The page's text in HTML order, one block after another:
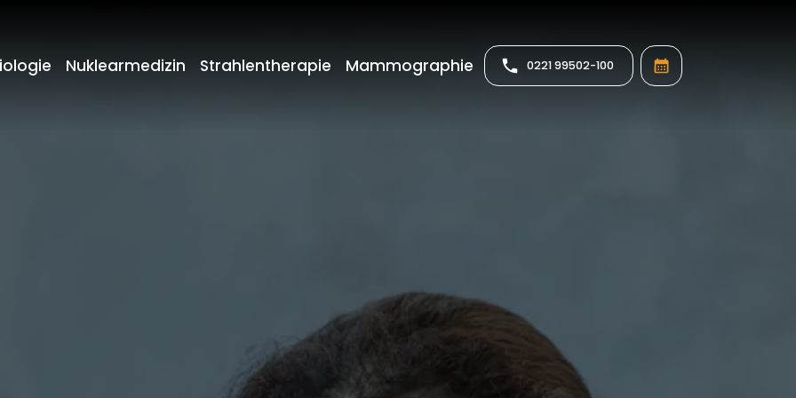
Nuklearmedizin Strahlentherapie Mammographie 0221 99502-100